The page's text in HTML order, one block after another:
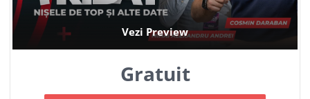
Gratuit